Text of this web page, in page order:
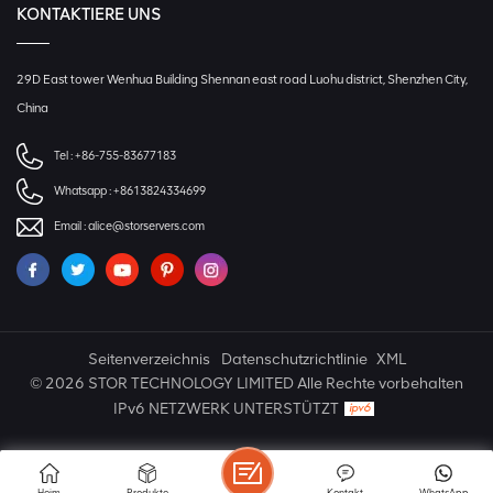
KONTAKTIERE UNS
29D East tower Wenhua Building Shennan east road Luohu district, Shenzhen City,
China
Tel :+86-755-83677183
Whatsapp :+8613824334699
Email :alice@storservers.com
Seitenverzeichnis Datenschutzrichtlinie XML
© 2026 STOR TECHNOLOGY LIMITED Alle Rechte vorbehalten
IPv6 NETZWERK UNTERSTÜTZT